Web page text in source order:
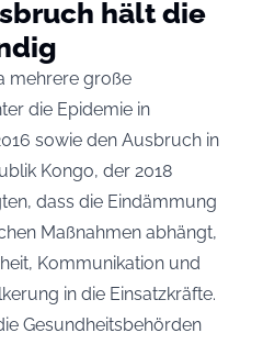
hält die
mehrere große
die Epidemie in
sowie den Ausbruch in
Kongo, der 2018
dass die Eindämmung
Maßnahmen abhängt,
Kommunikation und
in die Einsatzkräfte.
Gesundheitsbehörden